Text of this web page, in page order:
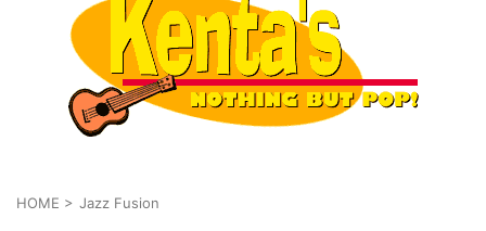
HOME > Jazz Fusion